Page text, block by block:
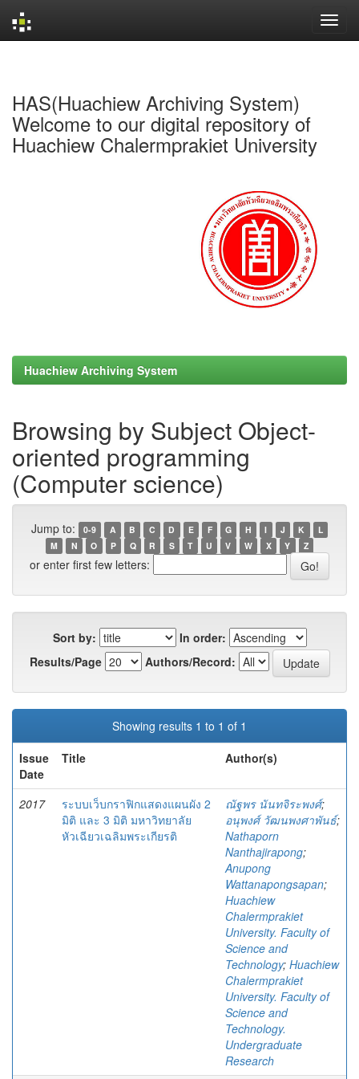
HAS(Huachiew Archiving System)
Welcome to our digital repository of
Huachiew Chalermprakiet University
Huachiew Archiving System
Browsing by Subject Object-
oriented programming
(Computer science)
Jump to: 0-9 A B C D E F G H I J K
L
M
N O P Q R S T U V W X Y Z
or enter first few letters:
Sort by:
In order:
Results/Page
Authors/Record:
Showing results 1 to 1 of 1
Issue
Date
Title Author(s)
2017
ระบบเว็บกราฟิกแสดงแผนผัง 2
มิติ และ 3 มิติ มหาวิทยาลัย
หัวเฉียวเฉลิมพระเกียรติ
ณัฐพร นันทจิระพงศ์;
อนุพงศ์ วัฒนพงศาพันธ์;
Nathaporn
Nanthajirapong;
Anupong
Wattanapongsapan;
Huachiew
Chalermprakiet
University. Faculty of
Science and
Technology; Huachiew
Chalermprakiet
University. Faculty of
Science and
Technology.
Undergraduate
Research